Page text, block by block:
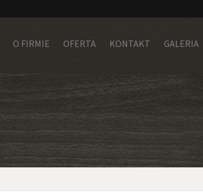
O FIRMIE OFERTA KONTAKT GALERIA